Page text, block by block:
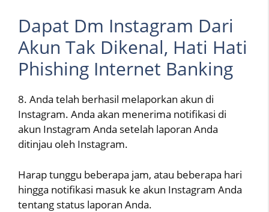
Dapat Dm Instagram Dari
Akun Tak Dikenal, Hati Hati
Phishing Internet Banking
8. Anda telah berhasil melaporkan akun di
Instagram. Anda akan menerima notifikasi di
akun Instagram Anda setelah laporan Anda
ditinjau oleh Instagram.
Harap tunggu beberapa jam, atau beberapa hari
hingga notifikasi masuk ke akun Instagram Anda
tentang status laporan Anda.